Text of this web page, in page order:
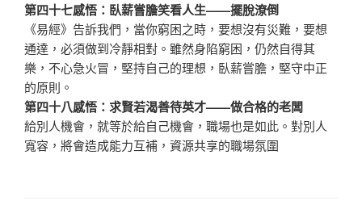
第四十七感悟：臥薪嘗膽笑看人生——擺脫潦倒
《易經》告訴我們，當你窮困之時，要想沒有災難，要想
通達，必須做到冷靜相對。雖然身陷窮困，仍然自得其
樂，不心急火冒，堅持自己的理想，臥薪嘗膽，堅守中正
的原則。
第四十八感悟：求賢若渴善待英才——做合格的老闆
給別人機會，就等於給自己機會，職場也是如此。對別人
寬容，將會造成能力互補，資源共享的職場氛圍